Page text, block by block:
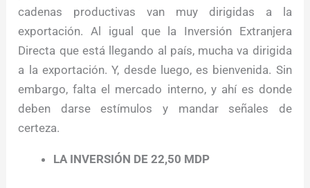
cadenas productivas van muy dirigidas a la
exportación. Al igual que la Inversión Extranjera
Directa que está llegando al país, mucha va dirigida
a la exportación. Y, desde luego, es bienvenida. Sin
embargo, falta el mercado interno, y ahí es donde
deben darse estímulos y mandar señales de
certeza.
LA INVERSIÓN DE 22,50 MDP